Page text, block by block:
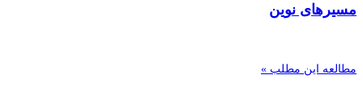
مسیرهای نوین
مطالعه این مطلب »